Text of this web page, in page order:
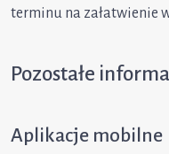
terminu na załatwienie
Pozostałe
Aplikacje mobilne